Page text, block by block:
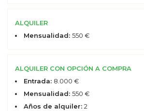
ALQUILER
Mensualidad: 550 €
ALQUILER CON OPCIÓN A COMPRA
Entrada: 8.000 €
Mensualidad: 550 €
Años de alquiler: 2